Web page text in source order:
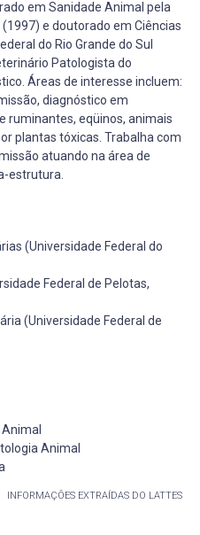
em Sanidade Animal pela
e doutorado em Ciências
do Rio Grande do Sul
Patologista do
Áreas de interesse incluem:
diagnóstico em
ruminantes, eqüinos, animais
plantas tóxicas. Trabalha com
atuando na área de
estrutura.
(Universidade Federal do
Federal de Pelotas,
(Universidade Federal de
Animal
INFORMAÇÕES EXTRAÍDAS DO LATTES